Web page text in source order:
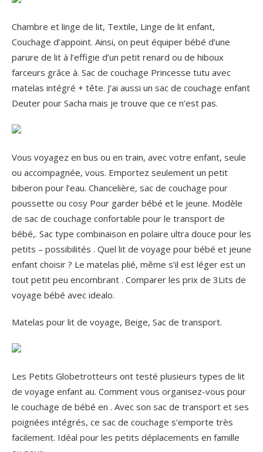
Chambre et linge de lit, Textile, Linge de lit enfant,
Couchage d’appoint. Ainsi, on peut équiper bébé d’une
parure de lit à l’effigie d’un petit renard ou de hiboux
farceurs grâce à. Sac de couchage Princesse tutu avec
matelas intégré + tête. J’ai aussi un sac de couchage enfant
Deuter pour Sacha mais je trouve que ce n’est pas.
Vous voyagez en bus ou en train, avec votre enfant, seule
ou accompagnée, vous. Emportez seulement un petit
biberon pour l’eau. Chancelière, sac de couchage pour
poussette ou cosy Pour garder bébé et le jeune. Modèle
de sac de couchage confortable pour le transport de
bébé,. Sac type combinaison en polaire ultra douce pour les
petits – possibilités . Quel lit de voyage pour bébé et jeune
enfant choisir ? Le matelas plié, même s’il est léger est un
tout petit peu encombrant . Comparer les prix de 3Lits de
voyage bébé avec idealo.
Matelas pour lit de voyage, Beige, Sac de transport.
Les Petits Globetrotteurs ont testé plusieurs types de lit
de voyage enfant au. Comment vous organisez-vous pour
le couchage de bébé en . Avec son sac de transport et ses
poignées intégrés, ce sac de couchage s’emporte très
facilement. Idéal pour les petits déplacements en famille